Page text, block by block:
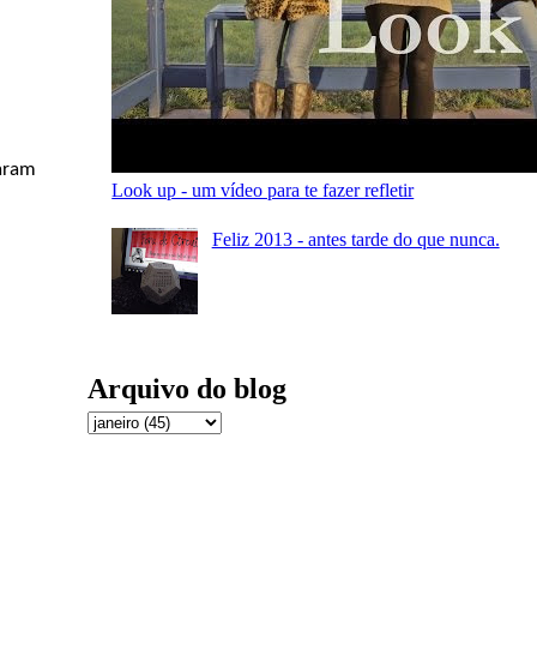
Look up - um vídeo para te fazer refletir
Feliz 2013 - antes tarde do que nunca.
Arquivo do blog